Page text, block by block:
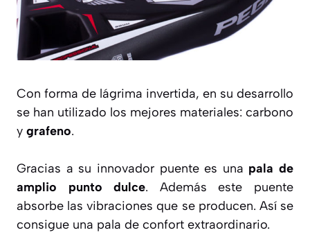
Con forma de lágrima invertida, en su desarrollo
se han utilizado los mejores materiales: carbono
y grafeno.
Gracias a su innovador puente es una pala de
amplio punto dulce. Además este puente
absorbe las vibraciones que se producen. Así se
consigue una pala de confort extraordinario.